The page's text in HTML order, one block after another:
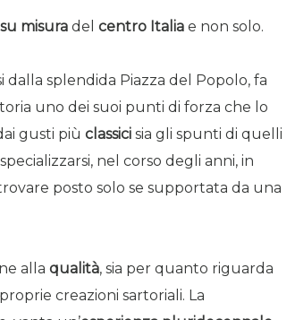
misuradel centro Italiae non solo.
dalla splendida Piazza del Popolo, fa
uno dei suoi punti di forza che lo
gusti più classicisia gli spunti di quelli
nel corso degli anni, in
posto solo se supportata da una
alla qualità, sia per quanto riguarda
creazioni sartoriali. La